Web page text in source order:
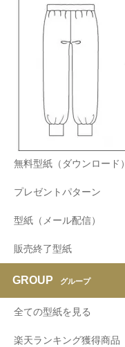
無料型紙（ダウンロード）
プレゼントパターン
型紙（メール配信）
販売終了型紙
GROUP グループ
全ての型紙を見る
楽天ランキング獲得商品